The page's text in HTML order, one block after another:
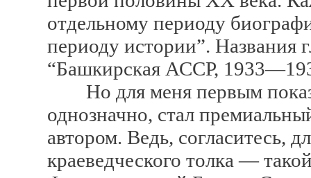
отдельному периоду
периоду истории”.
“Башкирская АССР,
Но для меня первым
однозначно, стал
автором. Ведь, согласитесь,
краеведческого толка —